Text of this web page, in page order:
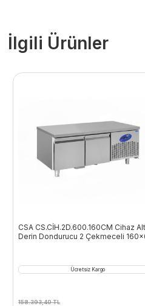
İlgili Ürünler
CSA CS.CİH.2D.600.160CM Cihaz
Derin Dondurucu 2 Çekmeceli
Ücretsiz Kargo
158.393,40TL